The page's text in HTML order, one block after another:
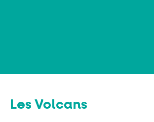
Les Volcans